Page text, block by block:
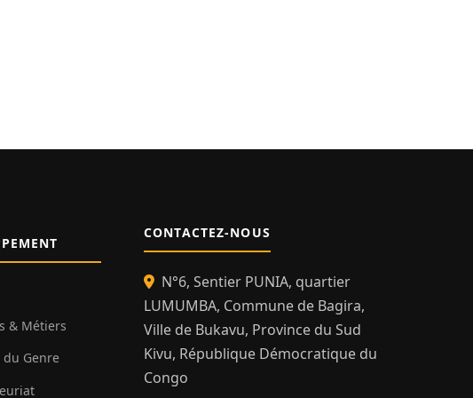
& Métiers
du Genre
CONTACTEZ-NOUS
N°6, Sentier PUNIA, quartier
LUMUMBA, Commune de Bagira,
Ville de Bukavu, Province du Sud
Kivu, République Démocratique du
Congo